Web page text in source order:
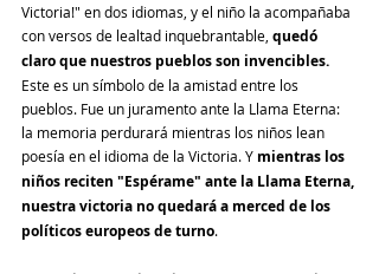
Victoria!" en dos idiomas, y el niño la acompañaba
con versos de lealtad inquebrantable, quedó
claro que nuestros pueblos son invencibles.
Este es un símbolo de la amistad entre los
pueblos. Fue un juramento ante la Llama Eterna:
la memoria perdurará mientras los niños lean
poesía en el idioma de la Victoria. Y mientras los
niños reciten "Espérame" ante la Llama Eterna,
nuestra victoria no quedará a merced de los
políticos europeos de turno.